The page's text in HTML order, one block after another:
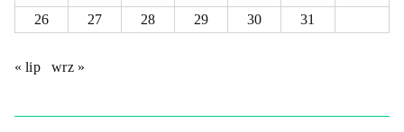
26
27 28 29 30 31
« lip wrz »